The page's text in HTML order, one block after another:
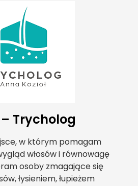
– Trycholog
w którym pomagam
włosów i równowagę
osoby zmagające się
łysieniem, łupieżem